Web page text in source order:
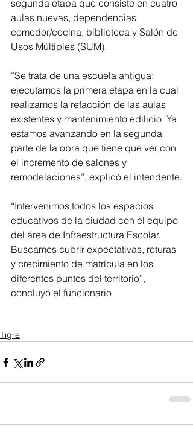
segunda etapa que consiste en cuatro
aulas nuevas, dependencias,
comedor/cocina, biblioteca y Salón de
Usos Múltiples (SUM).
“Se trata de una escuela antigua:
ejecutamos la primera etapa en la cual
realizamos la refacción de las aulas
existentes y mantenimiento edilicio. Ya
estamos avanzando en la segunda
parte de la obra que tiene que ver con
el incremento de salones y
remodelaciones”, explicó el intendente.
“Intervenimos todos los espacios
educativos de la ciudad con el equipo
del área de Infraestructura Escolar.
Buscamos cubrir expectativas, roturas
y crecimiento de matrícula en los
diferentes puntos del territorio”,
concluyó el funcionario
Tigre